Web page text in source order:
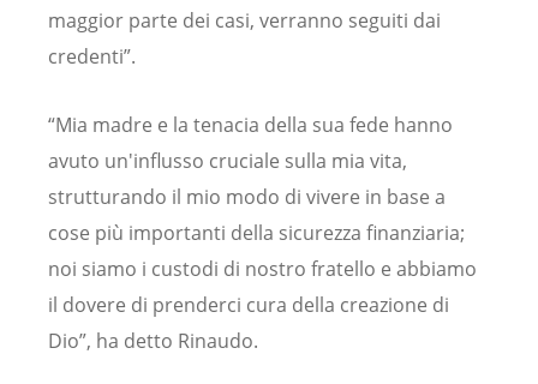
maggior parte dei casi, verranno seguiti dai
credenti”.
“Mia madre e la tenacia della sua fede hanno
avuto un'influsso cruciale sulla mia vita,
strutturando il mio modo di vivere in base a
cose più importanti della sicurezza finanziaria;
noi siamo i custodi di nostro fratello e abbiamo
il dovere di prenderci cura della creazione di
Dio”, ha detto Rinaudo.